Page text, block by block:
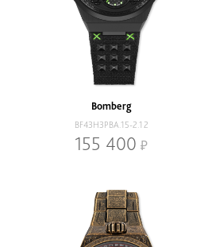
Bomberg
BF43H3PBA.15-2.12
155 400